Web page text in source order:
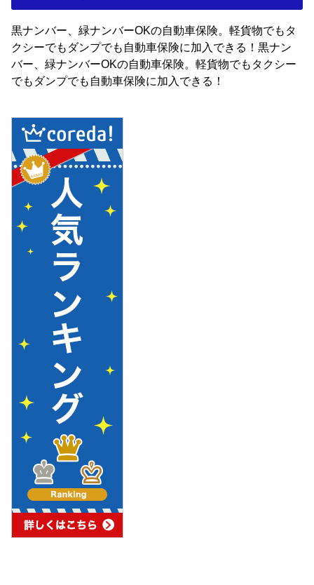
黒ナンバー、緑ナンバーOKの自動車保険。軽貨物でもタ
クシーでもダンプでも自動車保険に加入できる！黒ナン
バー、緑ナンバーOKの自動車保険。軽貨物でもタクシー
でもダンプでも自動車保険に加入できる！